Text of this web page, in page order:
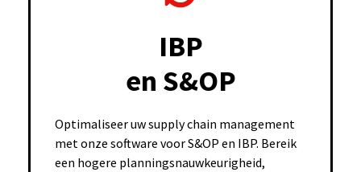
IBP
en S&OP
Optimaliseer uw supply chain management
met onze software voor S&OP en IBP. Bereik
een hogere planningsnauwkeurigheid,